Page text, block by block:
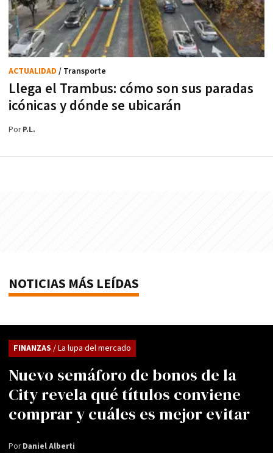
Llega el Trambus: cómo son sus paradas
icónicas y dónde se ubicarán
ACTUALIDAD / Transporte
PorP.L.
NOTICIAS MÁS LEÍDAS
Nuevo semáforo de bonos de la
City revela qué títulos conviene
comprar y cuáles es mejor evitar
FINANZAS / La lupa del mercado
PorDaniel Alberti